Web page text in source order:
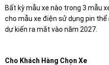
Bất kỳ mẫu xe nào trong 3 mẫu
cho mẫu xe điện sử dụng pin
dự kiến ra mắt vào năm 2027.
Cho Khách Hàng Chọn Xe